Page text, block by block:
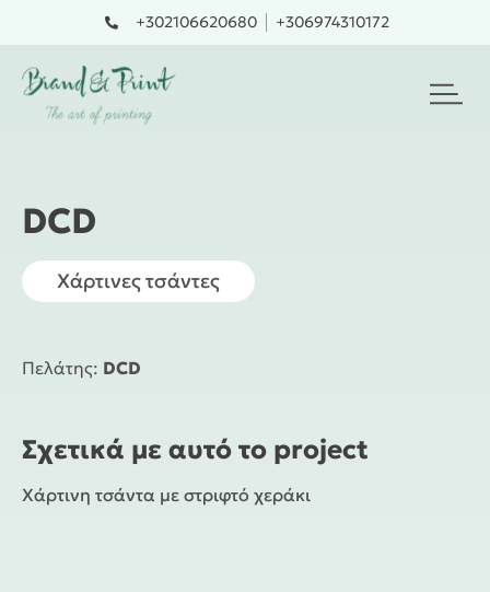
+302106620680 +306974310172
DCD
Χάρτινες τσάντες
Πελάτης: DCD
Σχετικά με αυτό το project
Χάρτινη τσάντα με στριφτό χεράκι